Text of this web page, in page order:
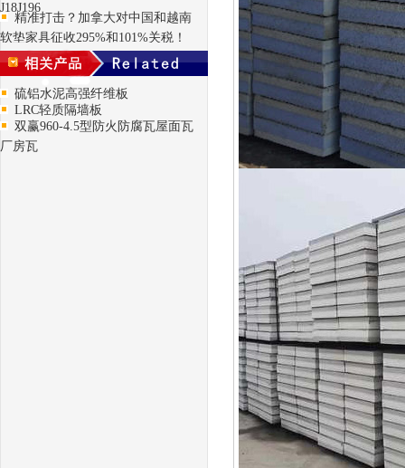
J18J196
精准打击？加拿大对中国和越南
软垫家具征收295%和101%关税！
硫铝水泥高强纤维板
LRC轻质隔墙板
双赢960-4.5型防火防腐瓦屋面瓦
厂房瓦